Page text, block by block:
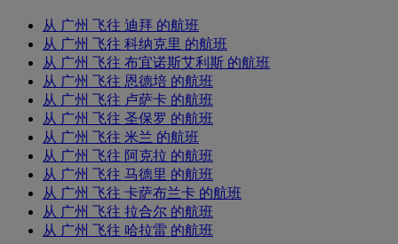
从 广州 飞往 迪拜 的航班
从 广州 飞往 科纳克里 的航班
从 广州 飞往 布宜诺斯艾利斯 的航班
从 广州 飞往 恩德培 的航班
从 广州 飞往 卢萨卡 的航班
从 广州 飞往 圣保罗 的航班
从 广州 飞往 米兰 的航班
从 广州 飞往 阿克拉 的航班
从 广州 飞往 马德里 的航班
从 广州 飞往 卡萨布兰卡 的航班
从 广州 飞往 拉合尔 的航班
从 广州 飞往 哈拉雷 的航班